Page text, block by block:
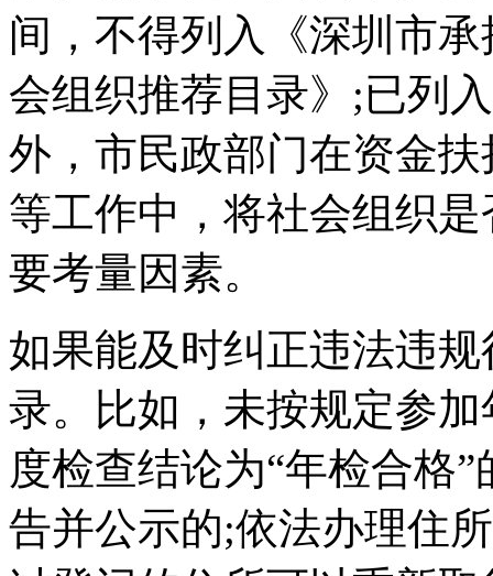
间，不得列入《深圳市
会组织推荐目录》;已列
外，市民政部门在资金
等工作中，将社会组织
要考量因素。
如果能及时纠正违法违
录。比如，未按规定参
度检查结论为“年检合格
告并公示的;依法办理住